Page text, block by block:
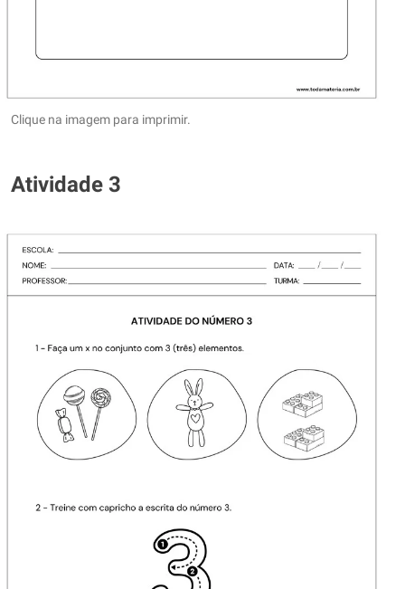
Clique na imagem para imprimir.
Atividade 3